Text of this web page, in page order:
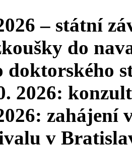
– státní
do
doktorského
2026:
v